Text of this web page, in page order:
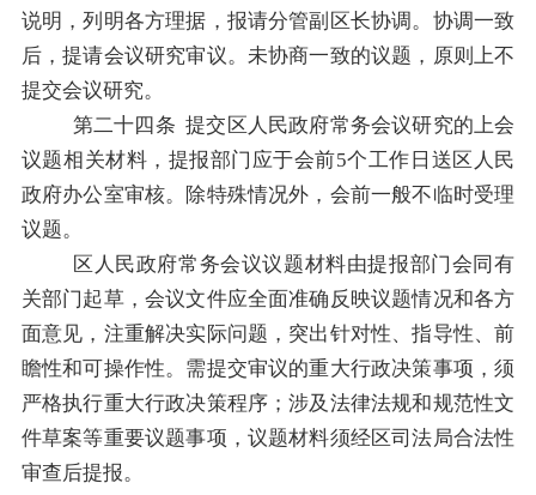
说明，列明各方理据，报请分管副区长协调。协调一致
后，提请会议研究审议。未协商一致的议题，原则上不
提交会议研究。
第二十四条 提交 区人民政府常务会议研究的上会
议题相关材料，提报部门应于会前5个工作日送 区人民
政府办公室审核。除特殊情况外，会前一般不临时受理
议题。
区人民政府常务会议议题材料由提报部门会同有
关部门起草，会议文件应全面准确反映议题情况和各方
面意见，注重解决实际问题，突出针对性、指导性、前
瞻性和可操作性。需提交审议的重大行政决策事项，须
严格执行重大行政决策程序；涉及 法律法规和规范性文
件草案等重要议题事项，议题材料须经区司法局合法性
审查后提报。